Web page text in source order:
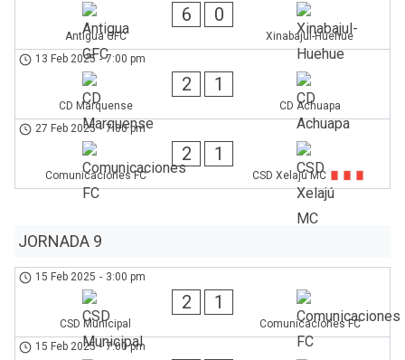
Antigua GFC
6 0
Xinabajul-Huehue
13 Feb 2025 - 7:00 pm
CD Marquense
2 1
CD Achuapa
27 Feb 2025 - 7:00 pm
Comunicaciones FC
2 1
CSD Xelajú MC
JORNADA 9
15 Feb 2025 - 3:00 pm
CSD Municipal
2 1
Comunicaciones FC
15 Feb 2025 - 7:00 pm